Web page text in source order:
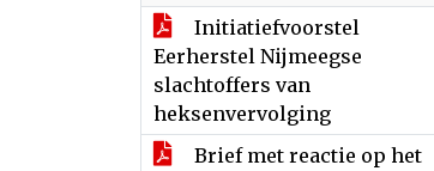
Initiatiefvoorstel
Eerherstel Nijmeegse
slachtoffers van
heksenvervolging
Brief met reactie op het